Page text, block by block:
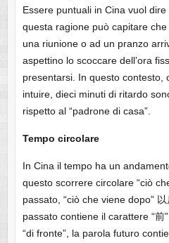
Essere puntuali in Cina vuol
questa ragione può capitare
una riunione o ad un pranzo
aspettino lo scoccare dell’ora
presentarsi. In questo contesto,
intuire, dieci minuti di ritardo
rispetto al “padrone di casa”.
Tempo circolare
In Cina il tempo ha un
questo scorrere circolare “ciò
passato, “ciò che viene dopo”
passato contiene il carattere “
“di fronte”, la parola futuro